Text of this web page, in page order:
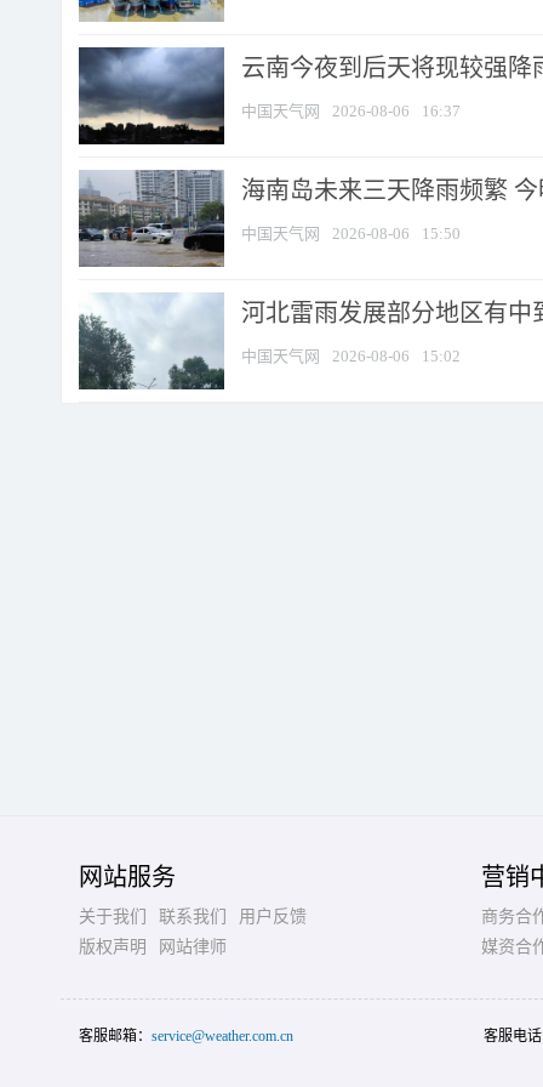
云南今夜到后天将现较强降
中国天气网 2026-08-06 16:37
海南岛未来三天降雨频繁
中国天气网 2026-08-06 15:50
河北雷雨发展部分地区有中
中国天气网 2026-08-06 15:02
网站服务
关于我们 联系我们
用户反馈
版权声明
网站律师
营销
商务合
媒资合
客服邮箱： service@weather.com.cn 客服电